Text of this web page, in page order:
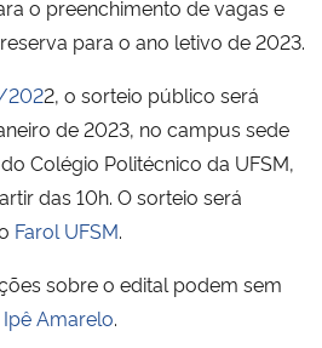
dos Direitos Humanos
o preenchimento de vagas e
para o ano letivo de 2023.
2022, o sorteio público será
de 2023, no campus sede
Colégio Politécnico da UFSM,
das 10h. O sorteio será
Farol UFSM.
sobre o edital podem sem
Amarelo.